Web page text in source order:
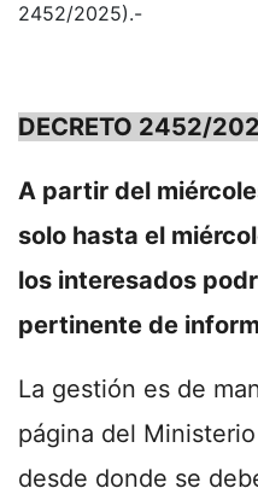
2452/2025).-
DECRETO 2452/
A partir del
solo hasta el
los interesados
pertinente de
La gestión es de
página del
desde donde se